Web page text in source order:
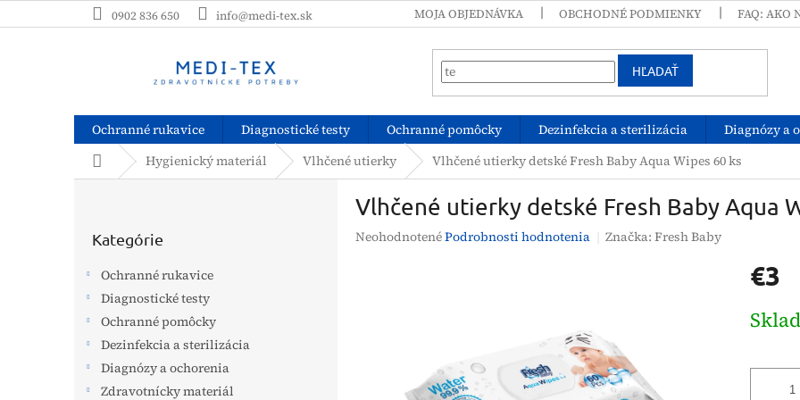
na
0902 836 650 info@medi-tex.sk MOJA OBJEDNÁVKA OBCHODNÉ PODMIENKY FAQ: AKO
HĽADAŤ
Ochranné rukavice Diagnostické testy Ochranné pomôcky Dezinfekcia a sterilizácia Diagnózy a
DomovHygienický materiál Vlhčené utierky Vlhčené utierky detské Fresh Baby Aqua Wipes 60 ks
kategórie
Kategórie
Ochranné rukavice
Diagnostické testy
Ochranné pomôcky
Dezinfekcia a sterilizácia
Diagnózy a ochorenia
Zdravotnícky materiál
Vlhčené utierky detské Fresh Baby Aqua
Priemerné
NeohodnotenéPodrobnosti hodnotenia Značka:Fresh Baby
€3
cena: